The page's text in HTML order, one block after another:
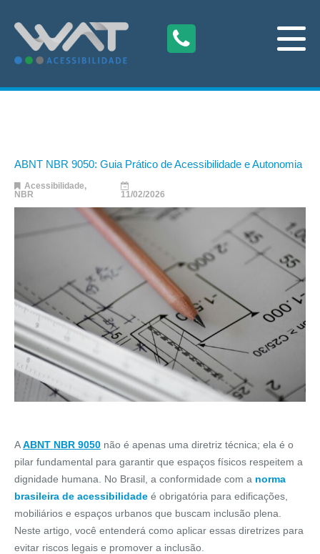
ABNT NBR 9050: Guia Prático de Acessibilidade e Autonomia
Acessibilidade,
NBR
11/02/2026
AABNT NBR 9050 não é apenas uma diretriz técnica; ela é o
pilar fundamental para garantir que espaços físicos respeitem a
dignidade humana. No Brasil, a conformidade com a norma
brasileira de acessibilidade é obrigatória para edificações,
mobiliários e espaços urbanos que buscam inclusão plena.
Neste artigo, você entenderá como aplicar essas diretrizes para
evitar riscos legais e promover a inclusão.